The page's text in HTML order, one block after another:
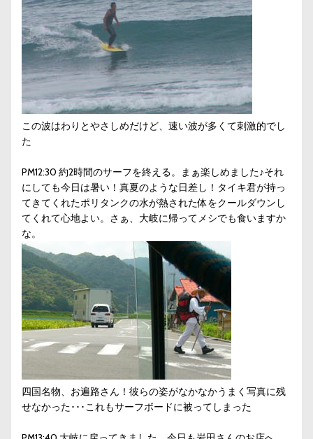
この波はわりとやさしめだけど、速い波が多くて刺激的でし
た
PM12:30 約2時間のサーフを終える。まぁ楽しめました♪それ
にしても今日は暑い！真夏のような日差し！タイキ君が持っ
てきてくれたポリタンクの水が熱された体をクールダウンし
てくれて心地よい。さぁ、大岐に帰ってメシでも食いますか
な。
四国名物、お遍路さん！彼らの姿がなかなかうまく写真に残
せなかった･･･これもサーフボードに被ってしまった